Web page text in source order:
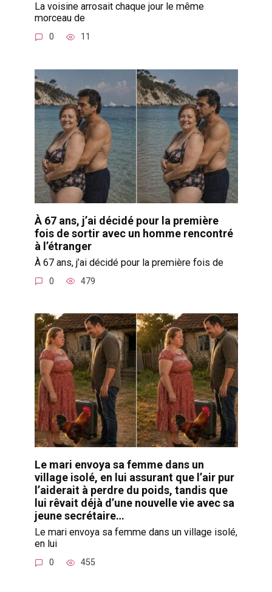
La voisine arrosait chaque jour le même
morceau de
0 11
À 67 ans, j’ai décidé pour la première
fois de sortir avec un homme rencontré
à l’étranger
À 67 ans, j’ai décidé pour la première fois de
0 479
Le mari envoya sa femme dans un
village isolé, en lui assurant que l’air pur
l’aiderait à perdre du poids, tandis que
lui rêvait déjà d’une nouvelle vie avec sa
jeune secrétaire…
Le mari envoya sa femme dans un village isolé,
en lui
0 455